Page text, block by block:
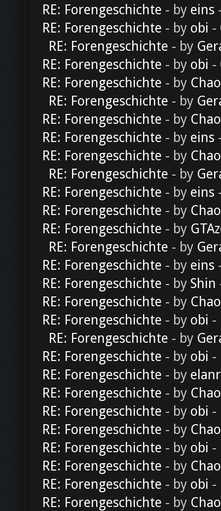
RE: Forengeschichte - by eins
RE: Forengeschichte - by obi -
RE: Forengeschichte - by
RE: Forengeschichte - by obi -
RE: Forengeschichte - by
RE: Forengeschichte - by
RE: Forengeschichte - by
RE: Forengeschichte - by eins
RE: Forengeschichte - by
RE: Forengeschichte - by
RE: Forengeschichte - by eins
RE: Forengeschichte - by
RE: Forengeschichte - by
RE: Forengeschichte - by
RE: Forengeschichte - by eins
RE: Forengeschichte - by Shin
RE: Forengeschichte - by
RE: Forengeschichte - by obi -
RE: Forengeschichte - by
RE: Forengeschichte - by obi -
RE: Forengeschichte - by
RE: Forengeschichte - by
RE: Forengeschichte - by obi -
RE: Forengeschichte - by
RE: Forengeschichte - by obi -
RE: Forengeschichte - by
RE: Forengeschichte - by obi -
RE: Forengeschichte - by